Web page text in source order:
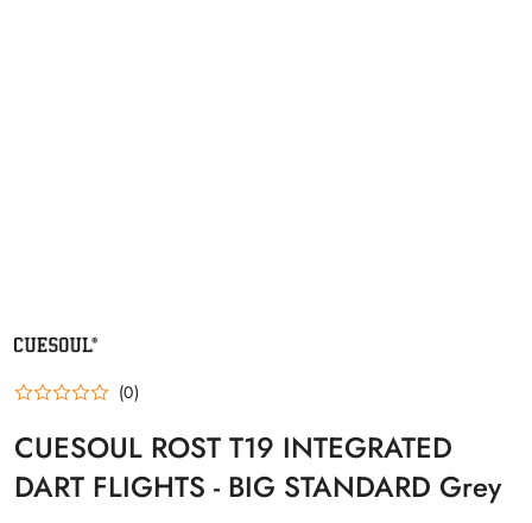
PRODUCENTA:
(0)
CUESOUL ROST T19 INTEGRATED
DART FLIGHTS - BIG STANDARD Grey